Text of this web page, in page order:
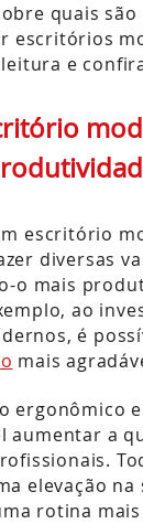
quais
escritórios
e
escritório
diversas
o mais
ao
é
mais
ergonômico
aumentar a
elevação na
rotina mais